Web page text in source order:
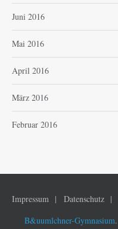
Juni 2016
Mai 2016
April 2016
März 2016
Februar 2016
Impressum Datenschutz
B&uumlchner-Gymnasium